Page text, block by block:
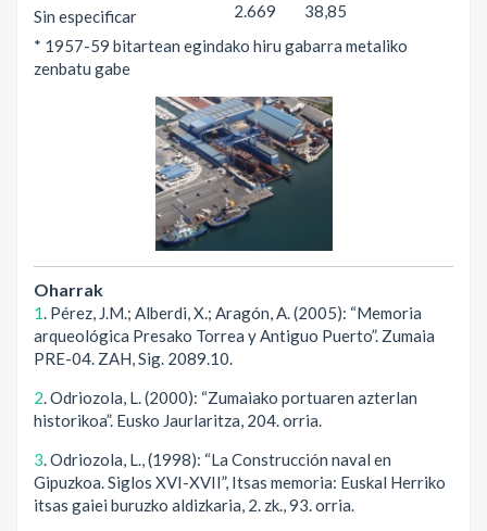
Sin especificar 2.669
38,85
* 1957-59 bitartean egindako hiru gabarra metaliko
zenbatu gabe
Oharrak
1. Pérez, J.M.; Alberdi, X.; Aragón, A. (2005): “Memoria
arqueológica Presako Torrea y Antiguo Puerto”. Zumaia
PRE-04. ZAH, Sig. 2089.10.
2. Odriozola, L. (2000): “Zumaiako portuaren azterlan
historikoa”. Eusko Jaurlaritza, 204. orria.
3. Odriozola, L., (1998): “La Construcción naval en
Gipuzkoa. Siglos XVI-XVII”, Itsas memoria: Euskal Herriko
itsas gaiei buruzko aldizkaria, 2. zk., 93. orria.